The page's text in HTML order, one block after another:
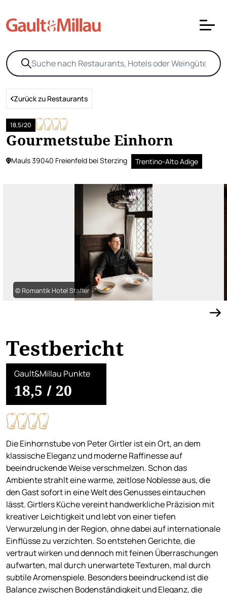
Zurück zu Restaurants
Gourmetstube Einhorn
18,5/20
Mauls 39040 Freienfeld bei Sterzing Trentino-Alto Adige
© Romantik Hotel Stafler
Testbericht
Gault&Millau Punkte
18,5 / 20
Die Einhornstube von Peter Girtler ist ein Ort, an dem
klassische Eleganz und moderne Raffinesse auf
beeindruckende Weise verschmelzen. Schon das
Ambiente strahlt eine warme, zeitlose Noblesse aus, die
den Gast sofort in eine Welt des Genusses eintauchen
lässt. Girtlers Küche vereint handwerkliche Präzision mit
kreativer Leichtigkeit und lebt von einer tiefen
Verwurzelung in der Region, ohne dabei auf internationale
Einflüsse zu verzichten. So entstehen Gerichte, die
vertraut wirken und dennoch mit feinen Überraschungen
aufwarten, mal durch unerwartete Texturen, mal durch
subtile Aromenspiele. Besonders beeindruckend ist die
Balance zwischen Bodenständigkeit und Eleganz, die